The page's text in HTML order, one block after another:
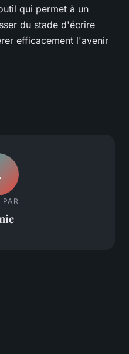
qui permet à un
du stade d'écrire
efficacement l'avenir
PAR